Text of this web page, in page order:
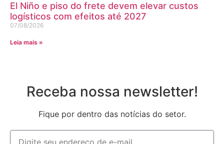
El Niño e piso do frete devem elevar custos
logísticos com efeitos até 2027
07/08/2026
Leia mais »
Receba nossa newsletter!
Fique por dentro das notícias do setor.